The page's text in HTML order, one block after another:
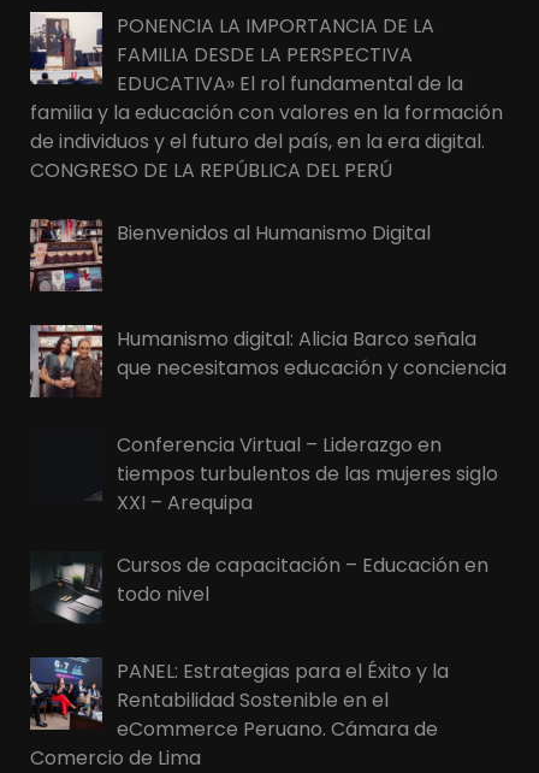
PONENCIA LA IMPORTANCIA DE LA
FAMILIA DESDE LA PERSPECTIVA
EDUCATIVA» El rol fundamental de la
familia y la educación con valores en la formación
de individuos y el futuro del país, en la era digital.
CONGRESO DE LA REPÚBLICA DEL PERÚ
Bienvenidos al Humanismo Digital
Humanismo digital: Alicia Barco señala
que necesitamos educación y conciencia
Conferencia Virtual – Liderazgo en
tiempos turbulentos de las mujeres siglo
XXI – Arequipa
Cursos de capacitación – Educación en
todo nivel
PANEL: Estrategias para el Éxito y la
Rentabilidad Sostenible en el
eCommerce Peruano. Cámara de
Comercio de Lima